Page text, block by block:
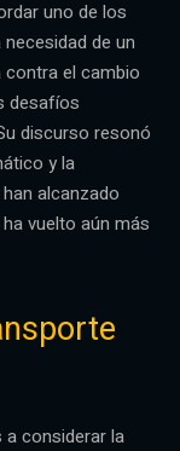
uno de los
de un
el cambio
desafíos
discurso resonó
y la
alcanzado
vuelto aún más
considerar la